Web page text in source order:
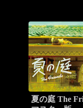
夏の庭 The